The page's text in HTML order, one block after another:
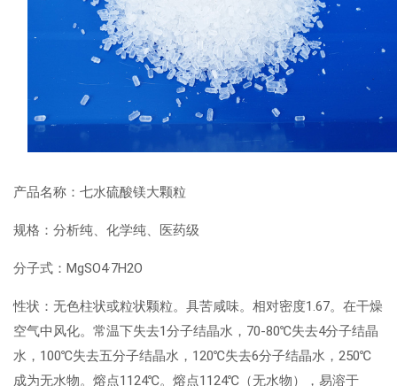
产品名称：七水硫酸镁大颗粒
规格：分析纯、化学纯、医药级
分子式：MgSO4·7H2O
性状：无色柱状或粒状颗粒。具苦咸味。相对密度1.67。在干燥
空气中风化。常温下失去1分子结晶水，70-80℃失去4分子结晶
水，100℃失去五分子结晶水，120℃失去6分子结晶水，250℃
成为无水物。熔点1124℃。熔点1124℃（无水物），易溶于